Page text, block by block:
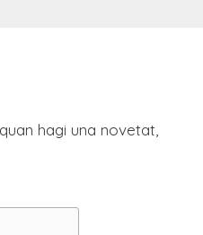
hagi una novetat,